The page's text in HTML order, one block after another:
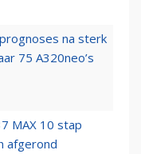
na sterk
75 A320neo’s
MAX 10 stap
afgerond